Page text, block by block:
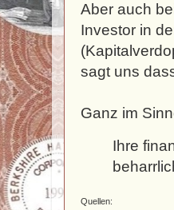
Aber auch
Investor in
sagt uns
Ganz im
Ihre
Quellen: